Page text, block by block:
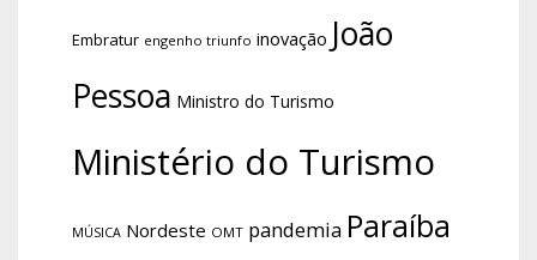
Embratur engenho triunfo inovação João
Pessoa Ministro do Turismo
Ministério do Turismo
MÚSICA Nordeste OMT pandemia Paraíba